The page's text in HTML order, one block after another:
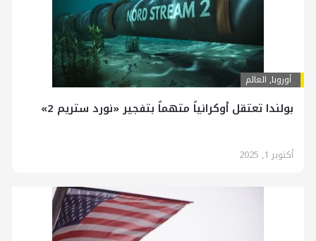
أوروبا, العالم
بولندا تعتقل أوكرانياً متهماً بتفجير «نورد ستريم 2»
أكتوبر 1, 2025